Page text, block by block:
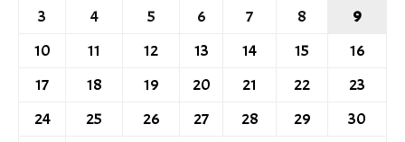
3
4 5 6 7 8
9
10
11 12 13 14 15
16
17
18 19 20 21 22
23
24
25 26 27 28 29
30